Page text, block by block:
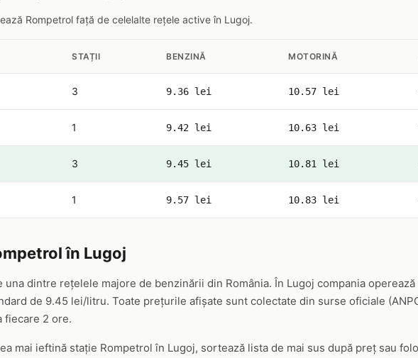
Rompetrol față de celelalte rețele active în Lugoj.
STAȚII BENZINĂ MOTORINĂ
3 9.36 lei 10.57 lei
1 9.42 lei 10.63 lei
3 9.45 lei 10.81 lei
1 9.57 lei 10.83 lei
în Lugoj
una dintre rețelele majore de benzinării din România. În Lugoj compania
de 9.45 lei/litru. Toate prețurile afișate sunt colectate din surse oficiale
fiecare 2 ore.
mai ieftină stație Rompetrol în Lugoj, sortează lista de mai sus după preț sau